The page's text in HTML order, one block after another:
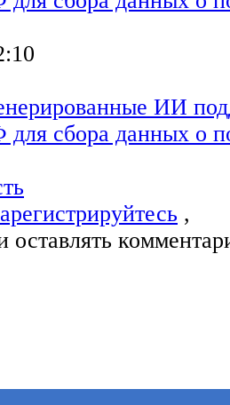
ИИ
сбора данных о
,
оставлять